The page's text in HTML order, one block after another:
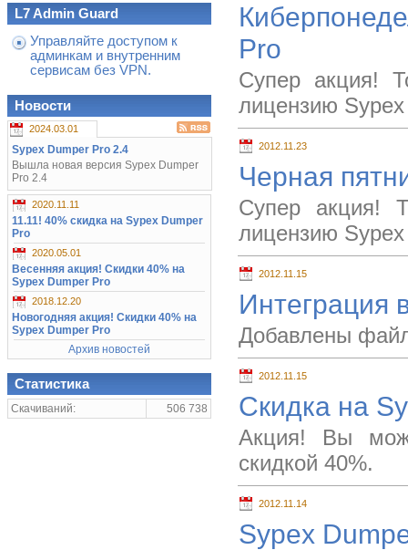
Pro
Супер акция!
лицензию
2012.11.23
Черная
Супер акция!
лицензию
2012.11.15
Интеграция
Добавлены
2012.11.15
Скидка на
Акция! Вы
скидкой 40%.
2012.11.14
Sypex
L7 Admin Guard
Управляйте доступом к
админкам и внутренним
сервисам без VPN.
Новости
2024.03.01
Sypex Dumper Pro 2.4
Вышла новая версия Sypex Dumper
Pro 2.4
2020.11.11
11.11! 40% скидка на Sypex Dumper
Pro
2020.05.01
Весенняя акция! Скидки 40% на
Sypex Dumper Pro
2018.12.20
Новогодняя акция! Скидки 40% на
Sypex Dumper Pro
Архив новостей
Статистика
Скачиваний: 506 738